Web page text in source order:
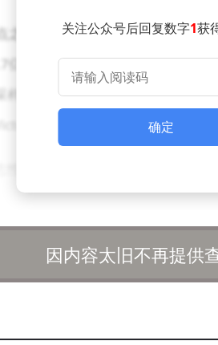
之一。真我Neo8全球首发三星
色显示，更通过LTPO动态刷新
样率，可显著提升操作跟手性，
玻璃，抗摔性能提升200%。
"系统支持256级RGB灯效调节
吸灯提示用户。这种将功能性与
，在光线折射下可呈现星轨般的光
便连续运行《崩坏：星穹铁道
关注公众号后回复数字1获
确定
因内容太旧不再提供查